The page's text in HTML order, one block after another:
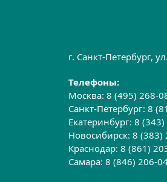
г. Санкт-Петербург,
Телефоны:
Москва:8 (495) 268-
Санкт-Петербург:8
Екатеринбург:8
Новосибирск:8 (383)
Краснодар:8 (861)
Самара:8 (846) 206-